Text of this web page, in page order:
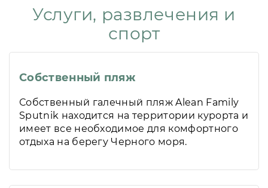
Услуги, развлечения и
спорт
Собственный пляж
Собственный галечный пляж Alean Family
Sputnik находится на территории курорта и
имеет все необходимое для комфортного
отдыха на берегу Черного моря.